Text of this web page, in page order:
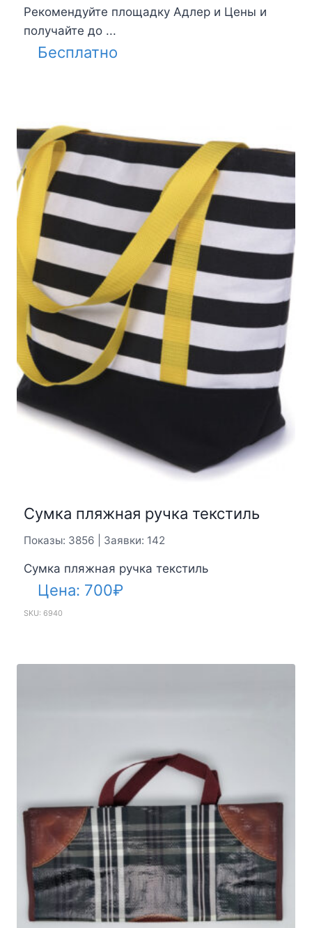
Рекомендуйте площадку Адлер и Цены и
получайте до ...
Бесплатно
Сумка пляжная ручка текстиль
Показы: 3856 | Заявки: 142
Сумка пляжная ручка текстиль
Цена: 700₽
SKU: 6940